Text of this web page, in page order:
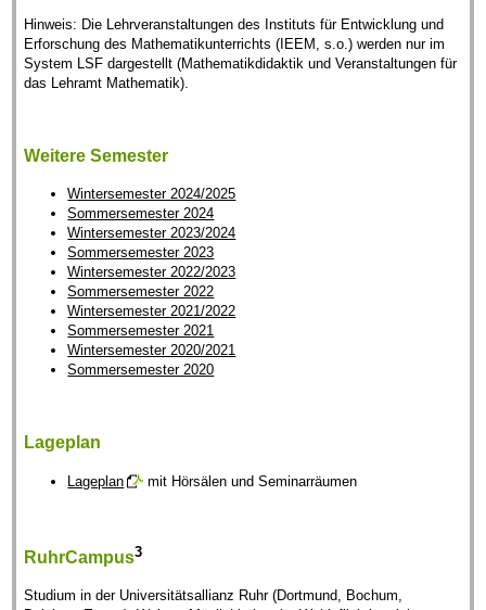
Hinweis: Die Lehrveranstaltungen des Instituts für Entwicklung und
Erforschung des Mathematikunterrichts (IEEM, s.o.) werden nur im
System LSF dargestellt (Mathematikdidaktik und Veranstaltungen für
das Lehramt Mathematik).
Weitere Semester
Wintersemester 2024/2025
Sommersemester 2024
Wintersemester 2023/2024
Sommersemester 2023
Wintersemester 2022/2023
Sommersemester 2022
Wintersemester 2021/2022
Sommersemester 2021
Wintersemester 2020/2021
Sommersemester 2020
Lageplan
Lageplan mit Hörsälen und Seminarräumen
RuhrCampus3
Studium in der Universitätsallianz Ruhr (Dortmund, Bochum,